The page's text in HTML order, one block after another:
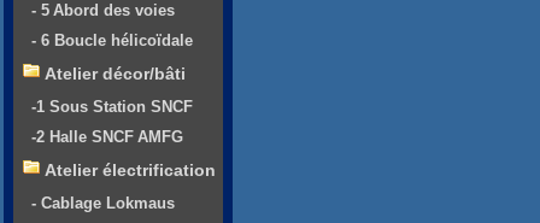
- 5 Abord des voies
- 6 Boucle hélicoïdale
Atelier décor/bâti
-1 Sous Station SNCF
-2 Halle SNCF AMFG
Atelier électrification
- Cablage Lokmaus